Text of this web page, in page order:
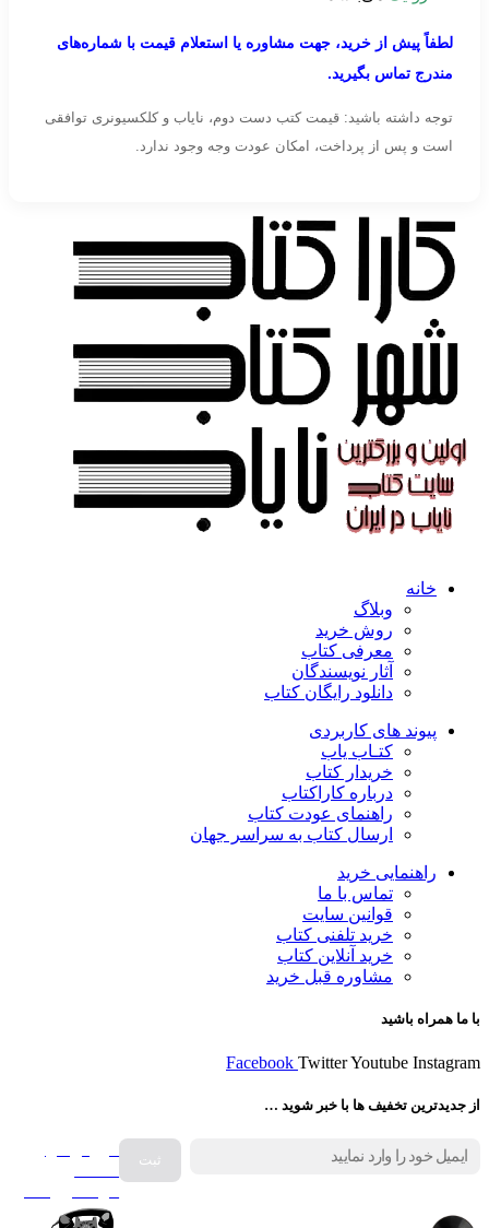
لطفاً پیش از خرید، جهت مشاوره یا استعلام قیمت با شماره‌های
مندرج تماس بگیرید.
توجه داشته باشید: قیمت کتب دست دوم، نایاب و کلکسیونری توافقی
است و پس از پرداخت، امکان عودت وجه وجود ندارد.
خانه
وبلاگ
روش خرید
معرفی کتاب
آثار نویسندگان
دانلود رایگان کتاب
پیوند های کاربردی
کتـاب یاب
خریدار کتاب
درباره کاراکتاب
راهنمای عودت کتاب
ارسال کتاب به سراسر جهان
راهنمایی خرید
تماس با ما
قوانین سایت
خرید تلفنی کتاب
خرید آنلاین کتاب
مشاوره قبل خرید
با ما همراه باشید
Facebook TwitterYoutube Instagram
از جدیدترین تخفیف ها با خبر شوید …
فروش انواع